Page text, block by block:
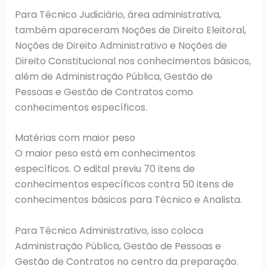
Para Técnico Judiciário, área administrativa,
também apareceram Noções de Direito Eleitoral,
Noções de Direito Administrativo e Noções de
Direito Constitucional nos conhecimentos básicos,
além de Administração Pública, Gestão de
Pessoas e Gestão de Contratos como
conhecimentos específicos.
Matérias com maior peso
O maior peso está em conhecimentos
específicos. O edital previu 70 itens de
conhecimentos específicos contra 50 itens de
conhecimentos básicos para Técnico e Analista.
Para Técnico Administrativo, isso coloca
Administração Pública, Gestão de Pessoas e
Gestão de Contratos no centro da preparação.